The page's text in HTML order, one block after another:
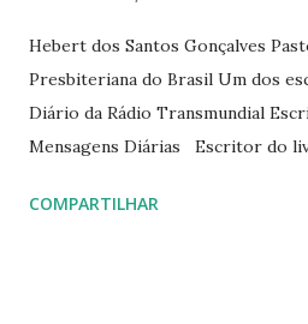
Hebert dos Santos Gonçalves
Presbiteriana do Brasil Um dos
Diário da Rádio Transmundial
Mensagens Diárias Escritor do
COMPARTILHAR